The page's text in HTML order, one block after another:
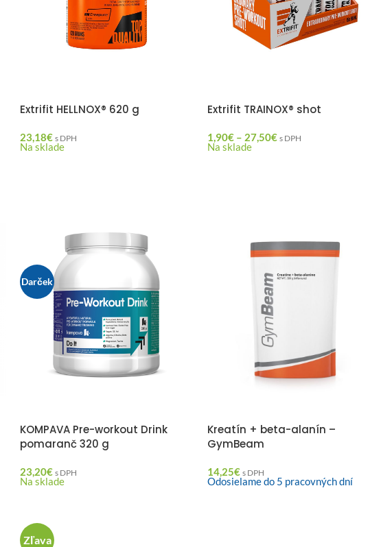
Extrifit HELLNOX® 620 g
23,18€ s DPH
Na sklade
Extrifit TRAINOX® shot
1,90€ – 27,50€ s DPH
Na sklade
Darček
KOMPAVA Pre-workout Drink
pomaranč 320 g
23,20€ s DPH
Na sklade
Kreatín + beta-alanín –
GymBeam
14,25€ s DPH
Odosielame do 5 pracovných dní
Zľava